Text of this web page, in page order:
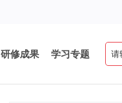
研修成果 学习专题